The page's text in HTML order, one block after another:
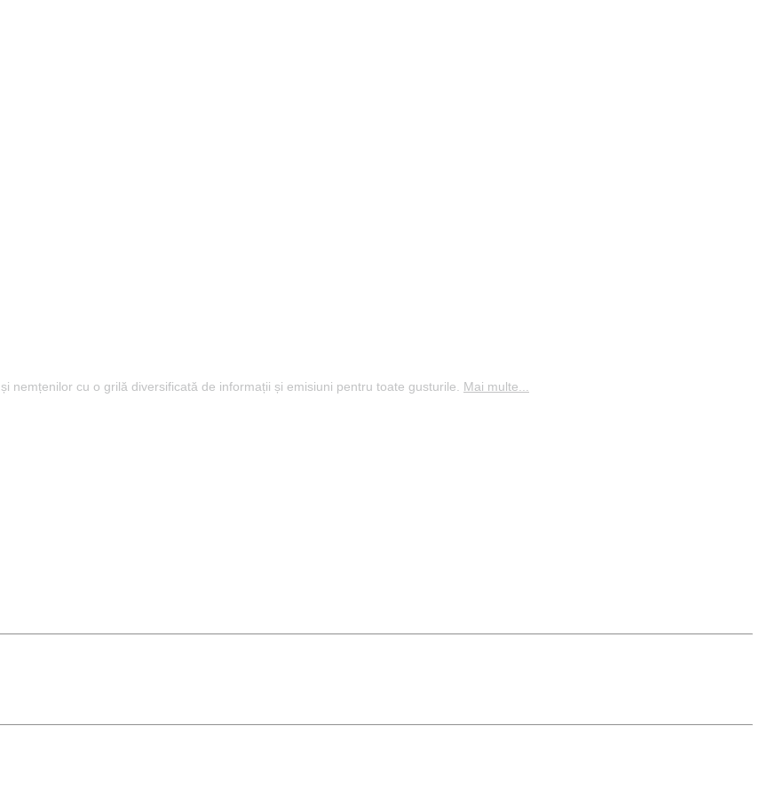
nemțenilor cu o grilă diversificată de informații și emisiuni pentru toate gusturile. Mai multe...